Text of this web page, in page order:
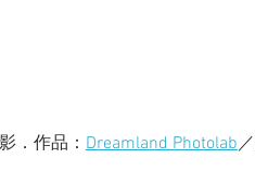
．作品： Dreamland Photolab